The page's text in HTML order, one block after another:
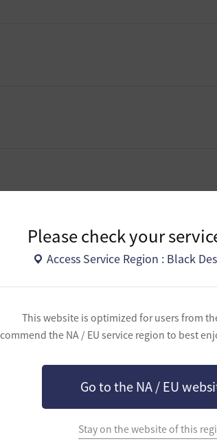
Please check your
Access Service Region : Black
This website is optimized for users from
the NA / EU service region to best
Go to the NA / EU
Stay on the website of this
ン募集中【HPあるよ】